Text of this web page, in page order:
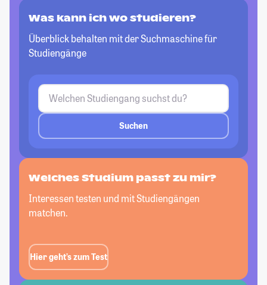
Was kann ich wo studieren?
Überblick behalten mit der Suchmaschine für
Studiengänge
Suchen
Welches Studium passtzu mir?
Interessen testen und mit Studiengängen
matchen.
Hier geht’s zum Test